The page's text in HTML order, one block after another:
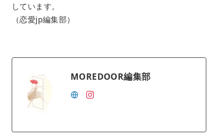
しています。
（恋愛jp編集部）
MOREDOOR編集部